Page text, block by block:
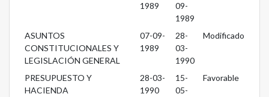
1989
09-
1989
ASUNTOS
CONSTITUCIONALES Y
LEGISLACIÓN GENERAL
07-09-
1989
28-
03-
1990
Modificado
PRESUPUESTO Y
HACIENDA
28-03-
1990
15-
05-
Favorable